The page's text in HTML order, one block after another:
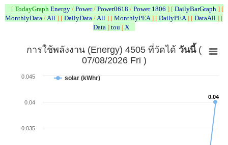
[TodayGraph Energy / Power/ Power0618 / Power 1806 ] [DailyBarGraph ] [
MonthlyData /All ] [ DailyData /All ] [ MonthlyPEA] [ DailyPEA] [ DataAll ] [
Data ] tou | X
การใช้พลังงาน (Energy) 4505 ที่วัดได้ วันนี้ (
07/08/2026 Fri )
0.04
0.04
solar (kWhr)
0.035
0.04
0.045